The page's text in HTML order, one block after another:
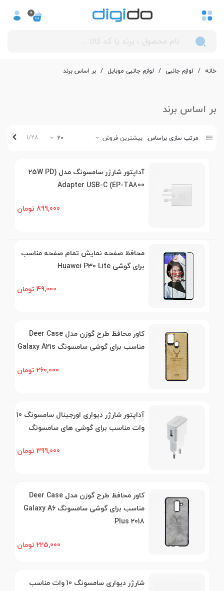
0
خانه / لوازم جانبی / لوازم جانبی موبایل / بر اساس برند
بر اساس برند
مرتب سازی براساس: بیشترین فروش 20
1/28
آداپتور شارژر سامسونگ مدل (25W PD
Adapter USB-C (EP-TA800
899,000 تومان
محافظ صفحه نمایش تمام صفحه مناسب
برای گوشی Huawei P30 Lite
49,000 تومان
کاور محافظ طرح گوزن مدل Deer Case
مناسب برای گوشی سامسونگ Galaxy A21s
260,000 تومان
آداپتور شارژر ديواری اورجینال سامسونگ 10
وات مناسب برای گوشی های سامسونگ
399,000 تومان
کاور محافظ طرح گوزن مدل Deer Case
مناسب برای گوشی سامسونگ Galaxy A6
Plus 2018
225,000 تومان
شارژر ديواری سامسونگ 10 وات مناسب